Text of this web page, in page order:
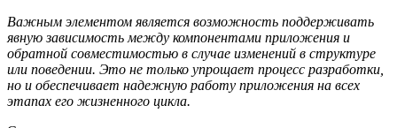
Важным элементом является возможность поддерживать
явную зависимость между компонентами приложения и
обратной совместимостью в случае изменений в структуре
или поведении. Это не только упрощает процесс разработки,
но и обеспечивает надежную работу приложения на всех
этапах его жизненного цикла.